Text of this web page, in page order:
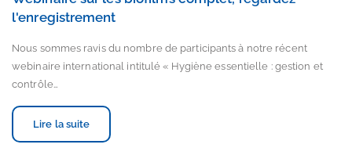
l'enregistrement
Nous sommes ravis du nombre de participants à notre récent
webinaire international intitulé « Hygiène essentielle : gestion et
contrôle…
Lire la suite